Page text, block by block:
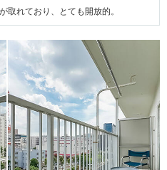
取れており、とても開放的。